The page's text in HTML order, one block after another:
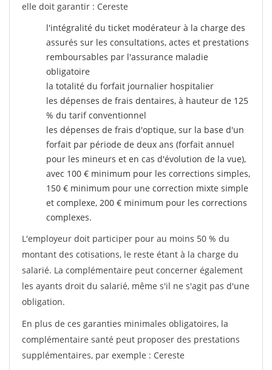
elle doit garantir : Cereste
l'intégralité du ticket modérateur à la charge des
assurés sur les consultations, actes et prestations
remboursables par l'assurance maladie
obligatoire
la totalité du forfait journalier hospitalier
les dépenses de frais dentaires, à hauteur de 125
% du tarif conventionnel
les dépenses de frais d'optique, sur la base d'un
forfait par période de deux ans (forfait annuel
pour les mineurs et en cas d'évolution de la vue),
avec 100 € minimum pour les corrections simples,
150 € minimum pour une correction mixte simple
et complexe, 200 € minimum pour les corrections
complexes.
L'employeur doit participer pour au moins 50 % du
montant des cotisations, le reste étant à la charge du
salarié. La complémentaire peut concerner également
les ayants droit du salarié, même s'il ne s'agit pas d'une
obligation.
En plus de ces garanties minimales obligatoires, la
complémentaire santé peut proposer des prestations
supplémentaires, par exemple : Cereste